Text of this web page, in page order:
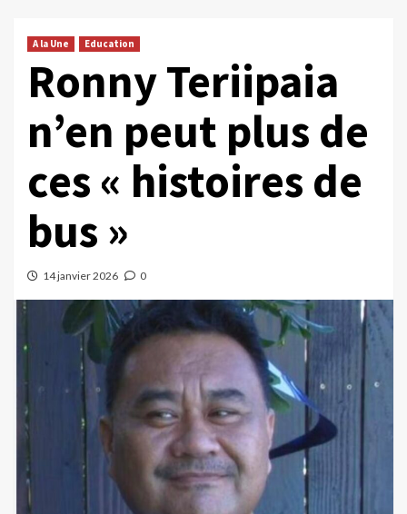
A la Une Education
Ronny Teriipaia
n’en peut plus de
ces « histoires de
bus »
14 janvier 2026 0